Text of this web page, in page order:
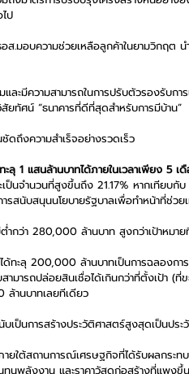
ป
ส.มอบความช่วยเหลือลูกค้าในยามวิกฤต
มีความสามารถในการปรับตัวรองรับกา
ยทัศน์ “ธนาคารที่ดีที่สุดสำหรับการมีบ้าน”
ดถึงความสำเร็จอย่างรวดเร็ว
1 แสนล้านบาทได้ภายในเวลาเพียง 5 เ
เป็นจำนวนที่สูงขึ้นถึง 21.17% หากเทีย
สนับสนุนนโยบายรัฐบาลเพื่อทำหน้าที่ช่วย
ำกว่า 280,000 ล้านบาท สูงกว่าเป้าหมา
ด้ทะลุ 200,000 ล้านบาทเป็นการฉลองก
มารถปล่อยสินเชื่อได้เกินกว่าที่ตั้งเป้า (
ล้านบาทเลยทีเดียว
เป็นการสร้างประวัติศาสตร์สูงสุดเป็นปร
ายใต้สถานการณ์เศรษฐกิจที่ได้รับผลกระ
นพลังงาน และราคาวัสดุก่อสร้างที่แพง